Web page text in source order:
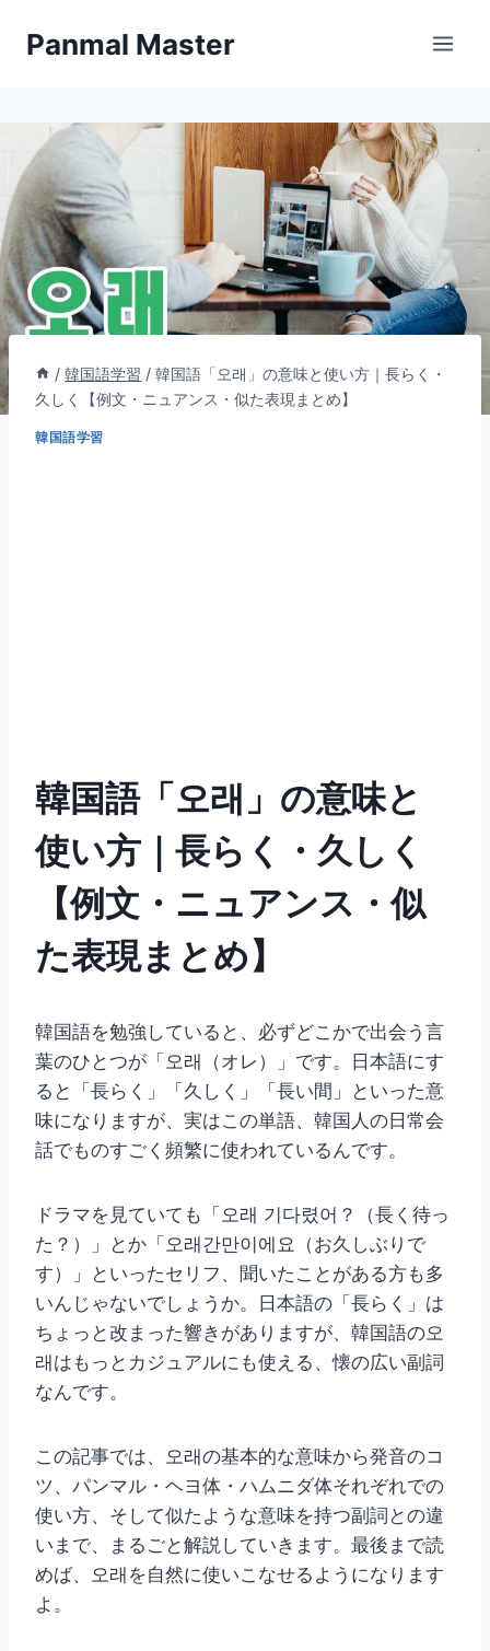
プ
Panmal Master
/ 韓国語学習 / 韓国語「오래」の意味と使い方｜長らく・
久しく【例文・ニュアンス・似た表現まとめ】
韓国語学習
韓国語「오래」の意味と
使い方｜長らく・久しく
【例文・ニュアンス・似
た表現まとめ】
韓国語を勉強していると、必ずどこかで出会う言
葉のひとつが「오래（オレ）」です。日本語にす
ると「長らく」「久しく」「長い間」といった意
味になりますが、実はこの単語、韓国人の日常会
話でものすごく頻繁に使われているんです。
ドラマを見ていても「오래 기다렸어？（長く待っ
た？）」とか「오래간만이에요（お久しぶりで
す）」といったセリフ、聞いたことがある方も多
いんじゃないでしょうか。日本語の「長らく」は
ちょっと改まった響きがありますが、韓国語の오
래はもっとカジュアルにも使える、懐の広い副詞
なんです。
この記事では、오래の基本的な意味から発音のコ
ツ、パンマル・ヘヨ体・ハムニダ体それぞれでの
使い方、そして似たような意味を持つ副詞との違
いまで、まるごと解説していきます。最後まで読
めば、오래を自然に使いこなせるようになります
よ。